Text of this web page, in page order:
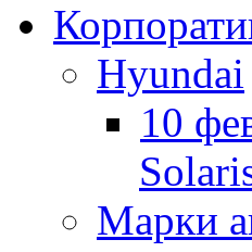
Hyundai
10
Марки